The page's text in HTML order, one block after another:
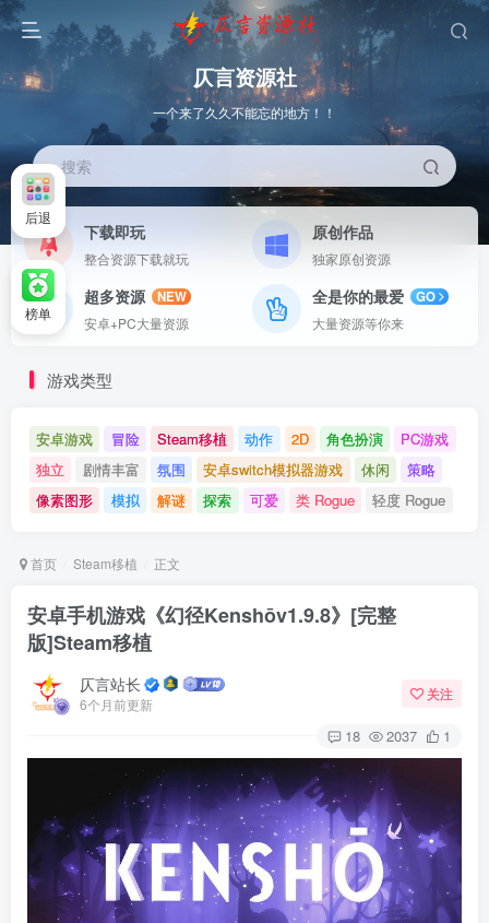
仄言资源社
一个来了久久不能忘的地方！！
搜索
下载即玩
整合资源下载就玩
原创作品
独家原创资源
超多资源
NEW
安卓+PC大量资源
全是你的最爱
GO
大量资源等你来
游戏类型
安卓游戏 冒险 Steam移植 动作 2D 角色扮演
PC游戏
独立
剧情丰富 氛围 安卓switch模拟器游戏 休闲
策略
像素图形
模拟 解谜 探索 可爱 类 Rogue 轻度 Rogue
首页 Steam移植 正文
安卓手机游戏《幻径Kenshōv1.9.8》[完整
版]Steam移植
仄言站长
6个月前更新
关注
18 2037 1
后退
榜单